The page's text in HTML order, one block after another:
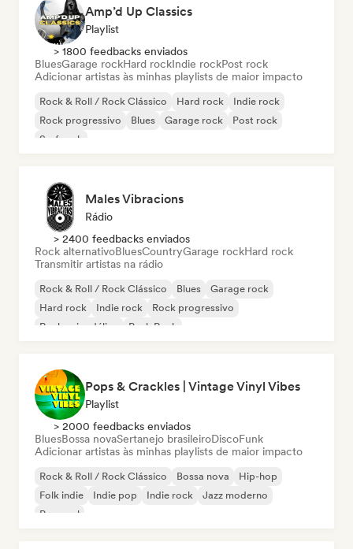
Amp’d Up Classics
Playlist
> 1800 feedbacks enviados
BluesGarage rockHard rockIndie rockPost rock
Adicionar artistas às minhas playlists de maior impacto
Rock & Roll / Rock Clássico Hard rock
Indie rock
Rock progressivo
Blues Garage rock
Post rock
Surf rock
Males Vibracions
Rádio
> 2400 feedbacks enviados
Rock alternativoBluesCountryGarage rockHard rock
Transmitir artistas na rádio
Rock & Roll / Rock Clássico Blues
Garage rock
Hard rock
Indie rock
Rock progressivo
Rock psicodélico
Punk Rock
Pops & Crackles | Vintage Vinyl Vibes
Playlist
> 2000 feedbacks enviados
BluesBossa novaSertanejo brasileiroDiscoFunk
Adicionar artistas às minhas playlists de maior impacto
Rock & Roll / Rock Clássico Bossa nova
Hip-hop
Folk indie
Indie pop Indie rock
Jazz moderno
Pop soul